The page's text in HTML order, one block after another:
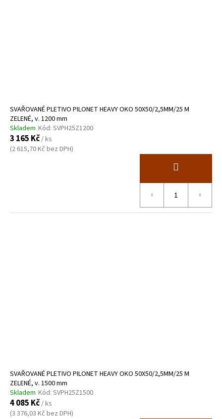
SVAŘOVANÉ PLETIVO PILONET HEAVY OKO 50X50/2,5MM/25 M
ZELENÉ, v. 1200 mm
Skladem Kód: SVPH25Z1200
3 165 Kč/ ks
(2 615,70 Kč bez DPH)
SVAŘOVANÉ PLETIVO PILONET HEAVY OKO 50X50/2,5MM/25 M
ZELENÉ, v. 1500 mm
Skladem Kód: SVPH25Z1500
4 085 Kč/ ks
(3 376,03 Kč bez DPH)